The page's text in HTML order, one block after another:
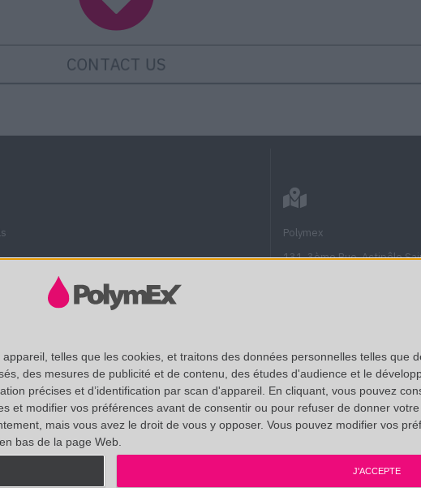
telles que les cookies, et traitons des données personnelles telles que
des mesures de publicité et de contenu, des études d'audience et le
précises et d’identification par scan d'appareil. En cliquant, vous pouvez
et modifier vos préférences avant de consentir ou pour refuser de donner votre
mais vous avez le droit de vous y opposer. Vous pouvez modifier vos
bas de la page Web.
J'ACCEPTE
CONTACT US
Asked Questions
documentation
capital de 20 000 € - RCS Aix 537 911 406
: FR 35 537911406 - APE : 7112B
ISO 9001 :2015 par AB Certification. Accrédité CIR.
Polymex
131, 3ème Rue, Actipôle
View on Google Maps
Nous retrouver surLinkedin
Une réalisation199A Agency